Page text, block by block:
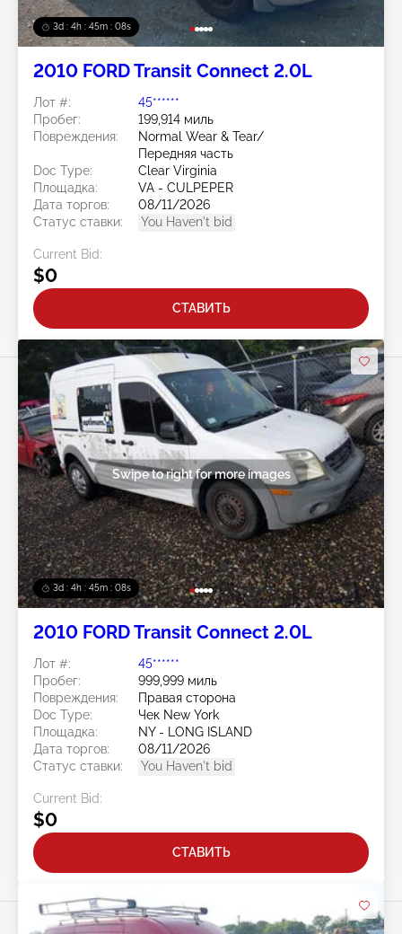
3d : 4h : 45m : 05s
2010 FORD Transit Connect 2.0L
Лот #:
45******
Пробег:
199,914 миль
Повреждения:
Normal Wear & Tear/
Передняя часть
Doc Type:
Clear Virginia
Площадка:
VA - CULPEPER
Дата торгов:
08/11/2026
Статус ставки:
You Haven't bid
Current Bid:
$0
СТАВИТЬ
3d : 4h : 45m : 05s
Swipe to right for more images
2010 FORD Transit Connect 2.0L
Лот #:
45******
Пробег:
999,999 миль
Повреждения:
Правая сторона
Doc Type:
Чек New York
Площадка:
NY - LONG ISLAND
Дата торгов:
08/11/2026
Статус ставки:
You Haven't bid
Current Bid:
$0
СТАВИТЬ